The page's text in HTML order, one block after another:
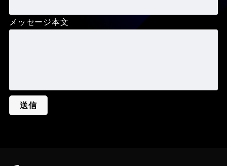
メッセージ本文